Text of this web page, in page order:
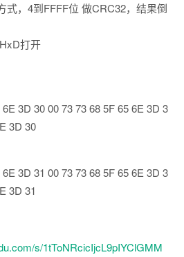
式，4到FFFF位 做CRC32，结果倒
打开
3D 30 00 73 73 68 5F 65 6E 3D 3
3D 30
3D 31 00 73 73 68 5F 65 6E 3D 3
3D 31
s/1tToNRcicIjcL9pIYClGMM